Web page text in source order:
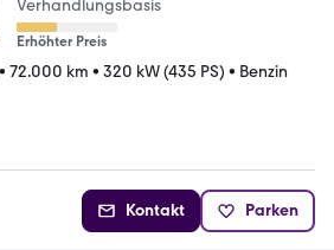
Verhandlungsbasis
Erhöhter Preis
• 72.000 km • 320 kW (435 PS) • Benzin
Kontakt Parken